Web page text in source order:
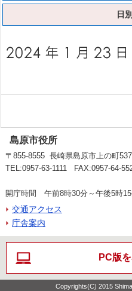
日
島原市役所
〒855-8555 長崎県島原市上の町
TEL:0957-63-1111 FAX:0957-64-
開庁時間 午前8時30分～午後5時
交通アクセス
庁舎案内
PC版
Copyrights(C) 2015